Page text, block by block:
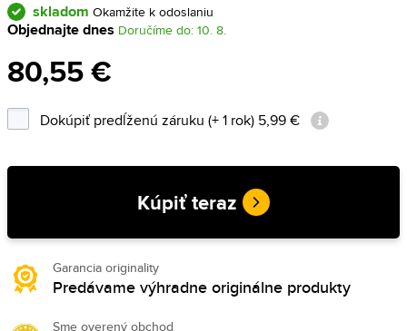
skladom Okamžite k odoslaniu
Objednajte dnes Doručíme do: 10. 8.
80,55 €
Dokúpiť predĺženú záruku (+ 1 rok) 5,99 €
Kúpiť teraz
Garancia originality
Predávame výhradne originálne produkty
Sme overený obchod